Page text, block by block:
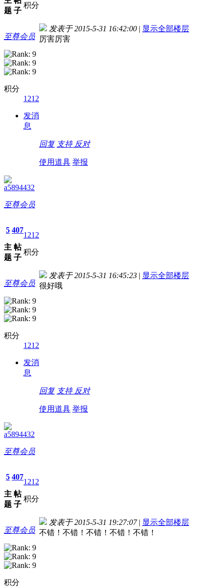
题 子
积分
至尊会员
积分
1212
发消
息
发表于 2015-5-31 16:42:00 | 显示全部楼层
厉害厉害
回复 支持 反对
使用道具 举报
a5894432
至尊会员
5
主
题
407
帖
子
1212
积分
至尊会员
积分
1212
发消
息
发表于 2015-5-31 16:45:23 | 显示全部楼层
很好哦
回复 支持 反对
使用道具 举报
a5894432
至尊会员
5
主
题
407
帖
子
1212
积分
至尊会员
积分
发表于 2015-5-31 19:27:07 | 显示全部楼层
不错！不错！不错！不错！不错！